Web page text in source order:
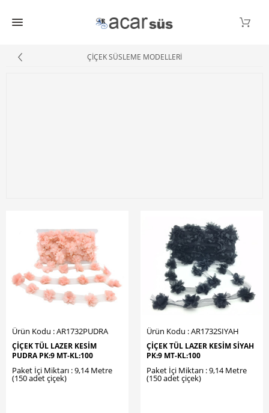
ÇİÇEK SÜSLEME MODELLERİ
Ürün Kodu : AR1732PUDRA
ÇİÇEK TÜL LAZER KESİM
PUDRA PK:9 MT-KL:100
Paket İçi Miktarı : 9,14 Metre
(150 adet çiçek)
Ürün Kodu : AR1732SIYAH
ÇİÇEK TÜL LAZER KESİM SİYAH
PK:9 MT-KL:100
Paket İçi Miktarı : 9,14 Metre
(150 adet çiçek)